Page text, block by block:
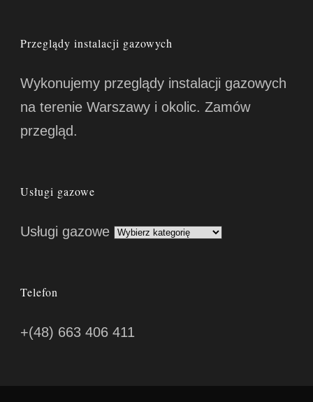
Przeglądy instalacji gazowych
Wykonujemy przeglądy instalacji gazowych
na terenie Warszawy i okolic. Zamów
przegląd.
Usługi gazowe
Usługi gazowe
Telefon
+(48) 663 406 411